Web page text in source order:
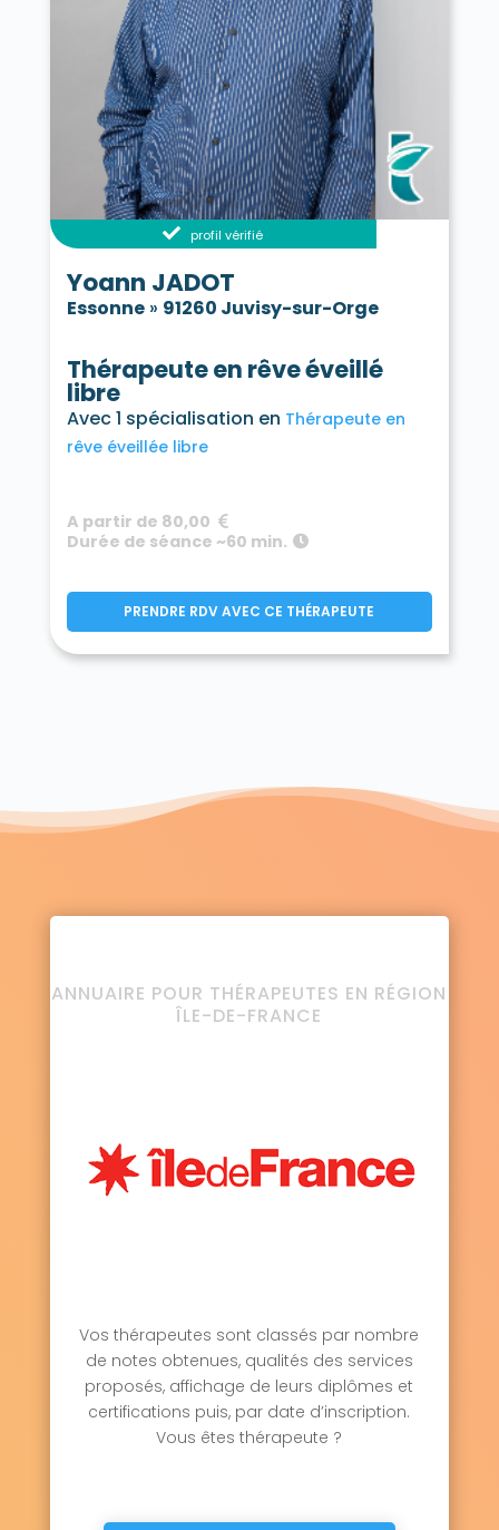
profil vérifié
Yoann JADOT
Essonne» 91260 Juvisy-sur-Orge
Thérapeute en rêve éveillé
libre
Avec 1 spécialisation en Thérapeute en
rêve éveillée libre
A partir de 80,00
Durée de séance ~60 min.
PRENDRE RDV AVEC CE THÉRAPEUTE
ANNUAIRE POUR THÉRAPEUTES EN RÉGION
ÎLE-DE-FRANCE
Vos thérapeutes sont classés par nombre
de notes obtenues, qualités des services
proposés, affichage de leurs diplômes et
certifications puis, par date d’inscription.
Vous êtes thérapeute ?